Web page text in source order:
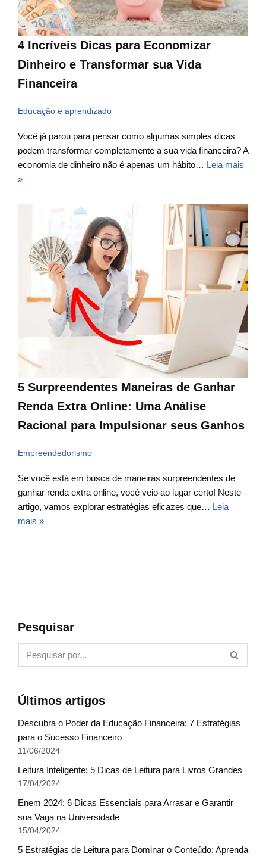
4 Incríveis Dicas para Economizar
Dinheiro e Transformar sua Vida
Financeira
Educação e aprendizado
Você já parou para pensar como algumas simples dicas
podem transformar completamente a sua vida financeira? A
economia de dinheiro não é apenas um hábito… Leia mais
»
5 Surpreendentes Maneiras de Ganhar
Renda Extra Online: Uma Análise
Racional para Impulsionar seus Ganhos
Empreendedorismo
Se você está em busca de maneiras surpreendentes de
ganhar renda extra online, você veio ao lugar certo! Neste
artigo, vamos explorar estratégias eficazes que… Leia
mais »
Pesquisar
Últimos artigos
Descubra o Poder da Educação Financeira: 7 Estratégias
para o Sucesso Financeiro
11/06/2024
Leitura Inteligente: 5 Dicas de Leitura para Livros Grandes
17/04/2024
Enem 2024: 6 Dicas Essenciais para Arrasar e Garantir
sua Vaga na Universidade
15/04/2024
5 Estratégias de Leitura para Dominar o Conteúdo: Aprenda